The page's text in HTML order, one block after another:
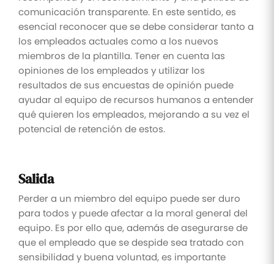
comunicación transparente. En este sentido, es
esencial reconocer que se debe considerar tanto a
los empleados actuales como a los nuevos
miembros de la plantilla. Tener en cuenta las
opiniones de los empleados y utilizar los
resultados de sus encuestas de opinión puede
ayudar al equipo de recursos humanos a entender
qué quieren los empleados, mejorando a su vez el
potencial de retención de estos.
Salida
Perder a un miembro del equipo puede ser duro
para todos y puede afectar a la moral general del
equipo. Es por ello que, además de asegurarse de
que el empleado que se despide sea tratado con
sensibilidad y buena voluntad, es importante